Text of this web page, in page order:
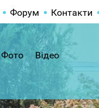
Форум Контакти
Фото Відео